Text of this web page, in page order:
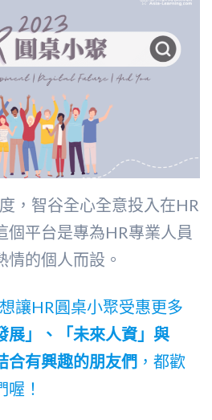
，智谷全心全意投入在HR
個平台是專為HR專業人員
的個人而設。
讓HR圓桌小聚受惠更多
展」、「未來人資」與
合有興趣的朋友們 ，都歡
喔！